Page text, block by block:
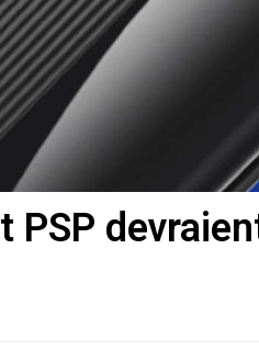
PSP